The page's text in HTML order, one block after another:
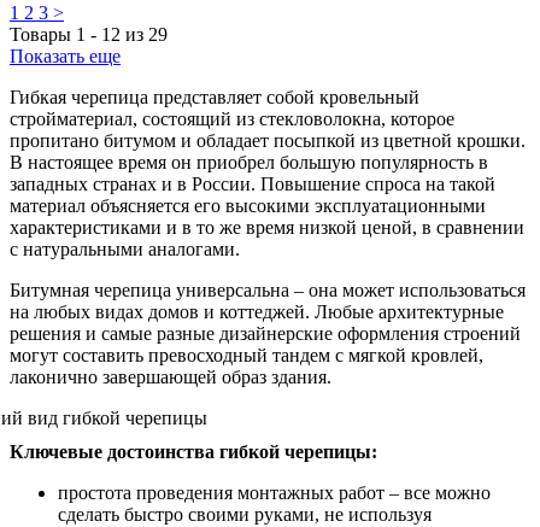
1 2 3 >
Товары 1 - 12 из 29
Показать еще
Гибкая черепица представляет собой кровельный
стройматериал, состоящий из стекловолокна, которое
пропитано битумом и обладает посыпкой из цветной крошки.
В настоящее время он приобрел большую популярность в
западных странах и в России. Повышение спроса на такой
материал объясняется его высокими эксплуатационными
характеристиками и в то же время низкой ценой, в сравнении
с натуральными аналогами.
Битумная черепица универсальна – она может использоваться
на любых видах домов и коттеджей. Любые архитектурные
решения и самые разные дизайнерские оформления строений
могут составить превосходный тандем с мягкой кровлей,
лаконично завершающей образ здания.
Ключевые достоинства гибкой черепицы:
простота проведения монтажных работ – все можно
сделать быстро своими руками, не используя